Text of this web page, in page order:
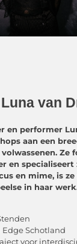
van
en performer
aan een
Ze
en specialiseert
en mime, is
in haar
Edge Schotland
voor